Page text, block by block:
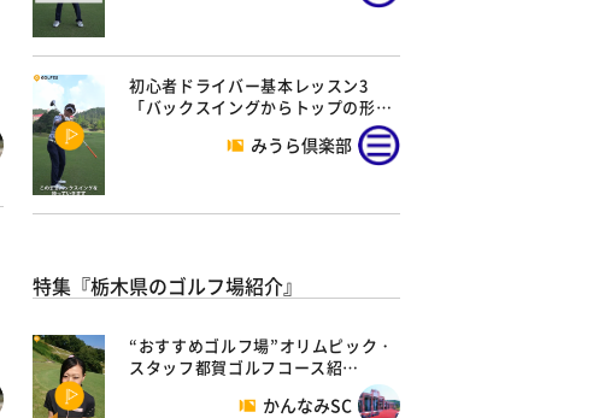
初心者ドライバー基本レッスン3
「バックスイングからトップの形…
みうら倶楽部
特集『栃木県のゴルフ場紹介』
“おすすめゴルフ場”オリムピック・
スタッフ都賀ゴルフコース紹…
かんなみSC